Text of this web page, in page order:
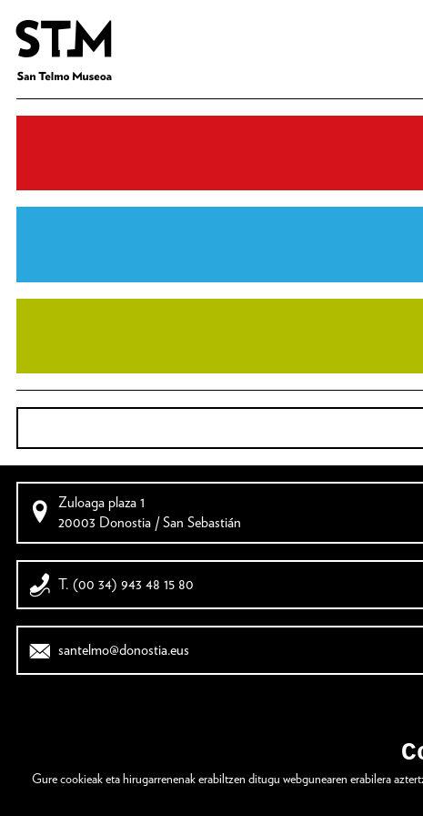
Zuloaga plaza 1
20003 Donostia / San Sebastián
T. (00 34) 943 48 15 80
santelmo@donostia.eus
Gure cookieak eta hirugarrenenak erabiltzen ditugu webgunearen erabilera